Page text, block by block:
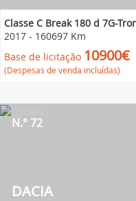
Classe C Break 180 d 7G-
2017 - 160697 Km
Base de licitação 10900€
(Despesas de venda incluídas)
DACIA
N.° 72